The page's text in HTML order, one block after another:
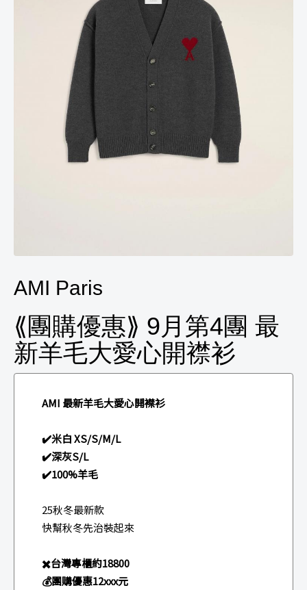
AMI Paris
⟪團購優惠⟫ 9月第4團 最
新羊毛大愛心開襟衫
AMI 最新羊毛大愛心開襟衫
✔️米白 XS/S/M/L
✔️深灰S/L
✔️100%羊毛
25秋冬最新款
快幫秋冬先治裝起來
✖️台灣專櫃約18800
💰團購優惠12xxx元